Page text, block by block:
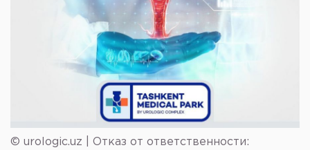
© urologic.uz | Отказ от ответственности: